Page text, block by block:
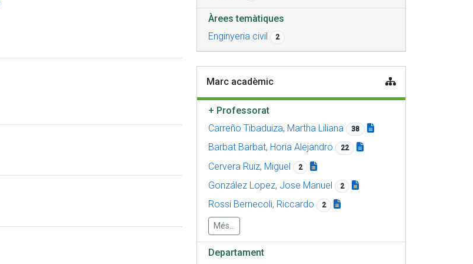
Àrees temàtiques
Enginyeria civil
2
Marc acadèmic
+ Professorat
Carreño Tibaduiza, Martha Liliana
38
Barbat Barbat, Horia Alejandro 22
Cervera Ruiz, Miguel 2
González Lopez, Jose Manuel 2
Rossi Bernecoli, Riccardo 2
Més...
Departament